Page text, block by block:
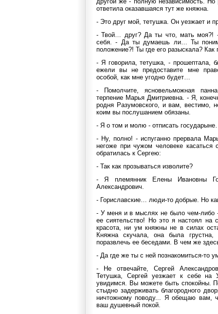
ответила оказавшаяся тут же княжна.
- Это друг мой, тетушка. Он уезжает и
- Твой… друг? Да ты что, мать моя?!
себя. - Да ты думаешь ли… Ты
положение?! Ты где его разыскала?
- Я говорила, тетушка, - прошептала,
ежели вы не предоставите мне
особой, как мне угодно будет…
- Помолчите, ясновельможная
терпение Марья Дмитриевна. - Я,
родня Разумовского, и вам, вестимо,
коим вы послушанием обязаны.
- Я о том и молю - отписать
- Ну, полно! - испуганно прервала
негоже при чужом человеке
обратилась к Сергею:
- Так как прозываться изволите?
- Я племянник Елены Ивановны
Александрович.
- Гориславские… люди-то добрые. Но
- У меня и в мыслях не было чем-либо
ее сиятельство! Но это я настоял на
красота, ни ум княжны не в силах
Княжна скучала, она была
поразвлечь ее беседами. В чем же
- Да где же ты с ней познакомиться-то
- Не отвечайте, Сергей
Тетушка, Сергей уезжает к себе
увидимся. Вы можете быть спокойны.
стыдно задерживать благородного
ничтожному поводу... Я обещаю вам,
ваш душевный покой.